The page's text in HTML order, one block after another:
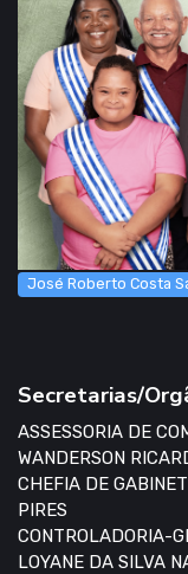
José Roberto Costa
Secretarias/
ASSESSORIA DE
WANDERSON
CHEFIA DE
PIRES
CONTROLADORIA-
LOYANE DA SILVA